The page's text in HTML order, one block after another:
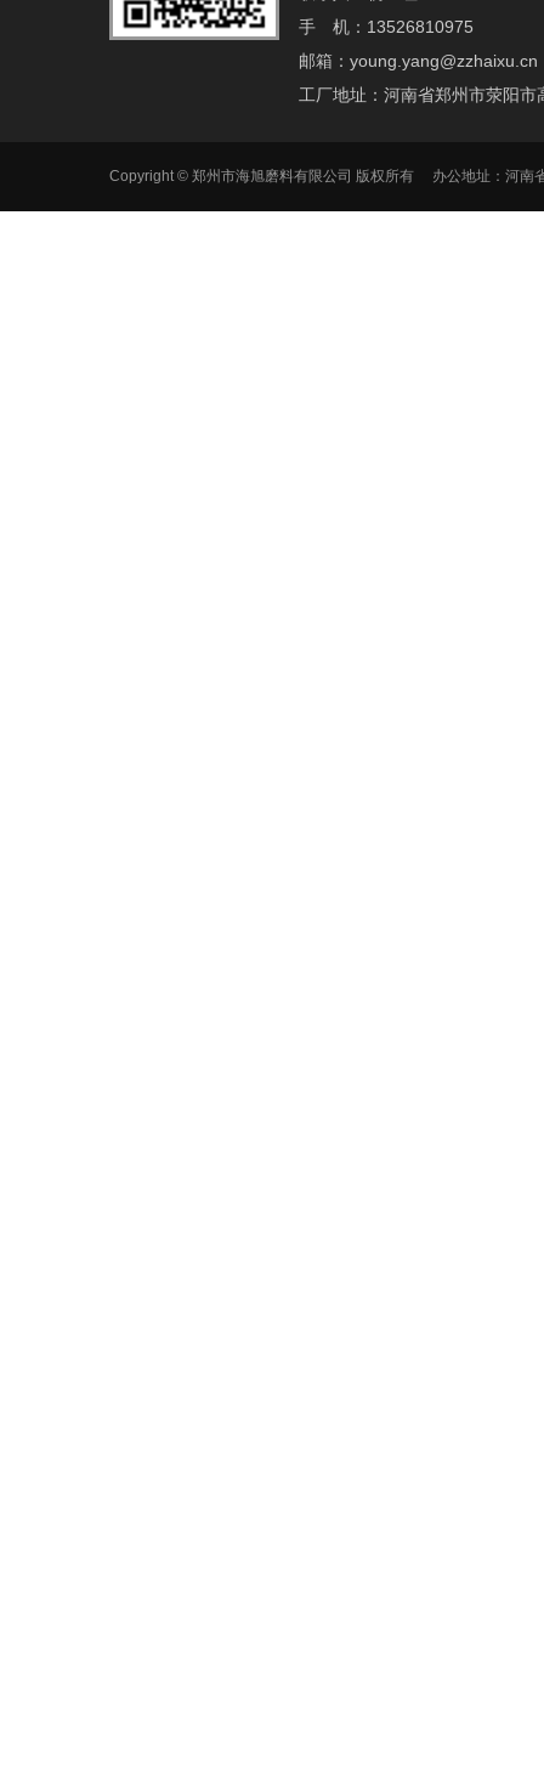
手 机：13526810975
邮箱：young.yang@zzhaixu.cn
工厂地址：河南省郑州市荥阳市
Copyright © 郑州市海旭磨料有限公司 版权所有 办公地址：河